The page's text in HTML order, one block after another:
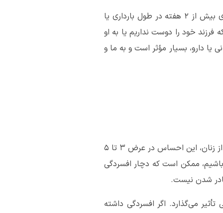
بدن و ذهن ما در طول بارداری و بعد از آن دچار تغییرات زیادی می‌شود. اگر در تمامی یا بیشتر مواقع برای بیش از 2 هفته در طول بارداری یا
خود را دوست نداریم یا به او
دارو، بسیار مؤثر است و به ما و
بیشتر زنان در عرض چند روز پس از زایمان ممکن است احساس اندوه یا پوچی داشته باشند. برای بسیاری از زنان، این احساس در عرض 3 تا 5
یا پوچی داشته باشیم، ممکن است که دچار افسردگی
شدن نیست.
می‌گذارد. اگر افسردگی داشته